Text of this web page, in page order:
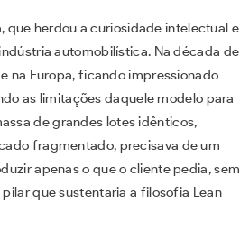
que herdou a curiosidade intelectual e
automobilística. Na década de
na Europa, ficando impressionado
as limitações daquele modelo para
de grandes lotes idênticos,
fragmentado, precisava de um
apenas o que o cliente pedia, sem
que sustentaria a filosofia Lean